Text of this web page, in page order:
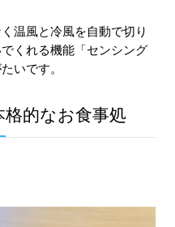
温風と冷風を自動で切り
くれる機能「センシング
いです。
的なお食事処